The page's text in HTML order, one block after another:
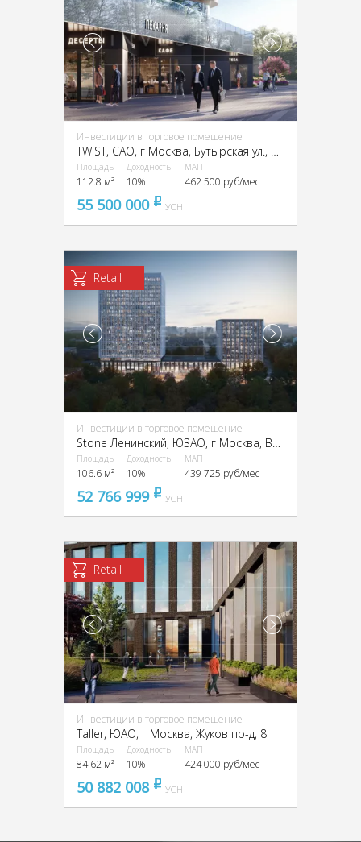
Инвестиции в торговое помещение
TWIST, CАО, г Москва, Бутырская ул., вл. 1
Площадь
112.8 м²
Доходность
10%
МАП
462 500 руб/мес
55 500 000 pуб
УСН
Retail
Инвестиции в торговое помещение
Площадь
106.6 м²
Доходность
10%
МАП
439 725 руб/мес
52 766 999 pуб
УСН
Retail
Инвестиции в торговое помещение
Taller, ЮАО, г Москва, Жуков пр-д, 8
Площадь
84.62 м²
Доходность
10%
МАП
424 000 руб/мес
50 882 008 pуб
УСН